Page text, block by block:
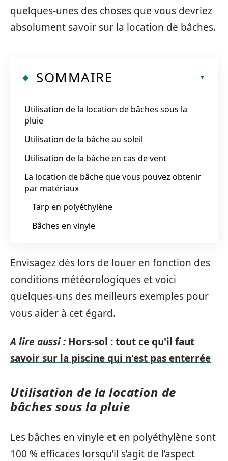
quelques-unes des choses que vous devriez
absolument savoir sur la location de bâches.
SOMMAIRE
Utilisation de la location de bâches sous la
pluie
Utilisation de la bâche au soleil
Utilisation de la bâche en cas de vent
La location de bâche que vous pouvez obtenir
par matériaux
Tarp en polyéthylène
Bâches en vinyle
Envisagez dès lors de louer en fonction des
conditions météorologiques et voici
quelques-uns des meilleurs exemples pour
vous aider à cet égard.
A lire aussi : Hors-sol : tout ce qu'il faut
savoir sur la piscine qui n'est pas enterrée
Utilisation de la location de
bâches sous la pluie
Les bâches en vinyle et en polyéthylène sont
100 % efficaces lorsqu’il s’agit de l’aspect